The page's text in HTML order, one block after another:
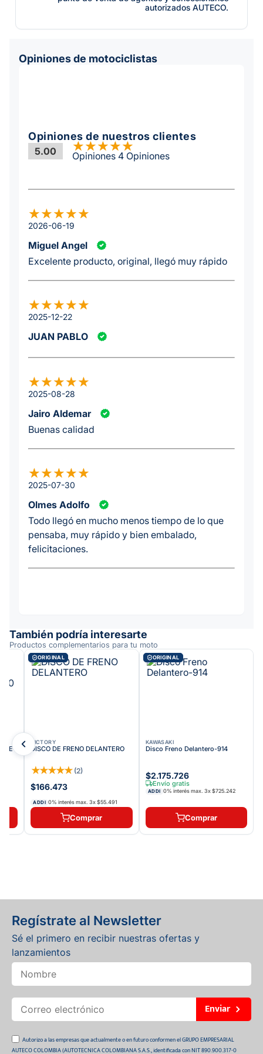
autorizados AUTECO.
Opiniones de motociclistas
Opiniones de nuestros clientes
5.00 Opiniones 4 Opiniones
2026-06-19
Miguel Angel
Excelente producto, original, llegó muy rápido
2025-12-22
JUAN PABLO
2025-08-28
Jairo Aldemar
Buenas calidad
2025-07-30
Olmes Adolfo
Todo llegó en mucho menos tiempo de lo que
pensaba, muy rápido y bien embalado,
felicitaciones.
También podría interesarte
Productos complementarios para tu moto
ORIGINAL
VICTORY
DISCO DE FRENO DELANTERO
★★★★★ (2)
$166.473
ADDI 0% interés max.3x$55.491
Comprar
ORIGINAL
KAWASAKI
Disco Freno Delantero-914
$2.175.726
Envío gratis
ADDI 0% interés max. 3x$725.242
Comprar
Regístrate al Newsletter
Sé el primero en recibir nuestras ofertas y
lanzamientos
Enviar
Autorizo a las empresas que actualmente o en futuro conformen el GRUPO EMPRESARIAL
AUTECO COLOMBIA (AUTOTECNICA COLOMBIANA S.A.S., identificada con NIT 890.900.317-0